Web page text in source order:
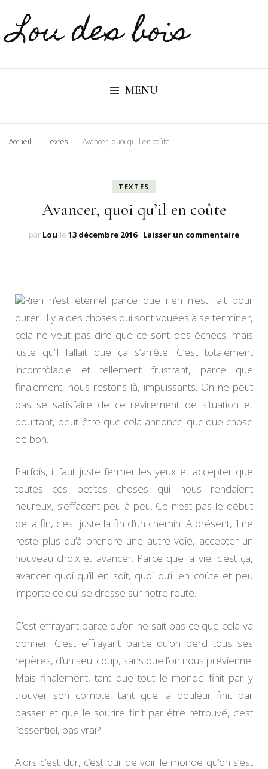
Lou des bois
MENU
Accueil Textes Avancer, quoi qu’il en coûte
TEXTES
Avancer, quoi qu’il en coûte
par Lou le 13 décembre 2016 Laisser un commentairesur
Rien n’est éternel parce que rien n’est fait pour
durer. Il y a des choses qui sont vouées à se terminer,
cela ne veut pas dire que ce sont des échecs, mais
juste qu’il fallait que ça s’arrête. C’est totalement
incontrôlable et tellement frustrant, parce que
finalement, nous restons là, impuissants. On ne peut
pas se satisfaire de ce revirement de situation et
pourtant, peut être que cela annonce quelque chose
de bon.
Parfois, il faut juste fermer les yeux et accepter que
toutes ces petites choses qui nous rendaient
heureux, s’effacent peu à peu. Ce n’est pas le début
de la fin, c’est juste la fin d’un chemin. A présent, il ne
reste plus qu’à prendre une autre voie, accepter un
nouveau choix et avancer. Parce que la vie, c’est ça,
avancer quoi qu’il en soit, quoi qu’il en coûte et peu
importe ce qui se dresse sur notre route.
C’est effrayant parce qu’on ne sait pas ce que cela va
donner. C’est effrayant parce qu’on perd tous ses
repères, d’un seul coup, sans que l’on nous prévienne.
Mais finalement, tant que tout le monde finit par y
trouver son compte, tant que la douleur finit par
passer et que le sourire finit par être retrouvé, c’est
l’essentiel, pas vrai?
Alors c’est dur, c’est dur de voir le monde qu’on s’est